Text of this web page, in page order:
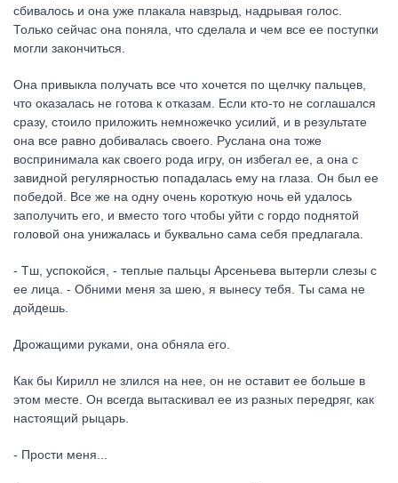
сбивалось и она уже плакала навзрыд, надрывая голос.
Только сейчас она поняла, что сделала и чем все ее поступки
могли закончиться.
Она привыкла получать все что хочется по щелчку пальцев,
что оказалась не готова к отказам. Если кто-то не соглашался
сразу, стоило приложить немножечко усилий, и в результате
она все равно добивалась своего. Руслана она тоже
воспринимала как своего рода игру, он избегал ее, а она с
завидной регулярностью попадалась ему на глаза. Он был ее
победой. Все же на одну очень короткую ночь ей удалось
заполучить его, и вместо того чтобы уйти с гордо поднятой
головой она унижалась и буквально сама себя предлагала.
- Тш, успокойся, - теплые пальцы Арсеньева вытерли слезы с
ее лица. - Обними меня за шею, я вынесу тебя. Ты сама не
дойдешь.
Дрожащими руками, она обняла его.
Как бы Кирилл не злился на нее, он не оставит ее больше в
этом месте. Он всегда вытаскивал ее из разных передряг, как
настоящий рыцарь.
- Прости меня...